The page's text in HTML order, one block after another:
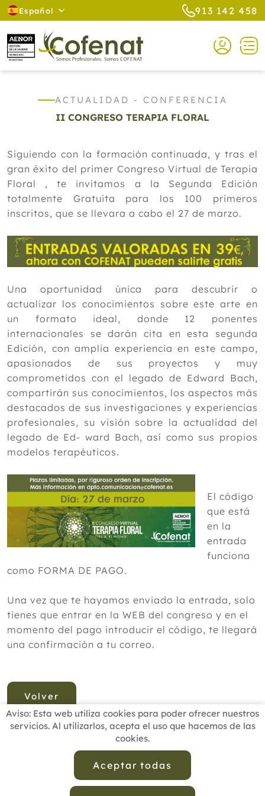
Español 913 142 458
ACTUALIDAD - CONFERENCIA
II CONGRESO TERAPIA FLORAL
Siguiendo con la formación continuada, y tras el
gran éxito del primer Congreso Virtual de Terapia
Floral , te invitamos a la Segunda Edición
totalmente Gratuita para los 100 primeros
inscritos, que se llevara a cabo el 27 de marzo.
Una oportunidad única para descubrir o
actualizar los conocimientos sobre este arte en
un formato ideal, donde 12 ponentes
internacionales se darán cita en esta segunda
Edición, con amplia experiencia en este campo,
apasionados de sus proyectos y muy
comprometidos con el legado de Edward Bach,
compartirán sus conocimientos, los aspectos más
destacados de sus investigaciones y experiencias
profesionales, su visión sobre la actualidad del
legado de Ed- ward Bach, así como sus propios
modelos terapéuticos.
El código
que está
en la
entrada
funciona
como FORMA DE PAGO.
Una vez que te hayamos enviado la entrada, solo
tienes que entrar en la WEB del congreso y en el
momento del pago introducir el código, te llegará
una confirmación a tu correo.
Volver
Aviso: Esta web utiliza cookies para poder ofrecer nuestros
servicios. Al utilizarlos, acepta el uso que hacemos de las
cookies.
Aceptar todas
BUSCADOR PROFESIONALES
ESCUELAS RECOMENDADAS
CONTACTO